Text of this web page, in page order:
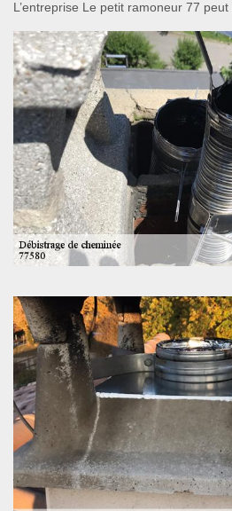
L’entreprise Le petit ramoneur 77